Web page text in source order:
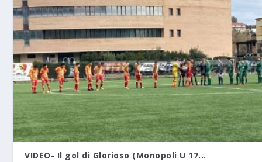
VIDEO- Il gol di Glorioso (Monopoli U 17...